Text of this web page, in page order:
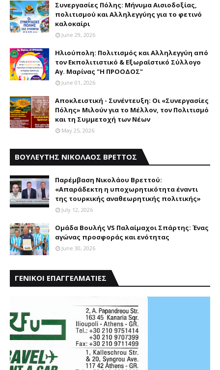
Συνεργασίες Πόλης: Mήνυμα Aισιοδοξίας,
πολιτισμού και Aλληλεγγύης για το φετινό
καλοκαίρι
June 29, 2026
Ηλιούπολη: Πολιτισμός και Aλληλεγγύη από
τον Εκπολιτιστικό & Εξωραϊστικό Σύλλογο
Αγ. Μαρίνας "Η ΠΡΟΟΔΟΣ"
June 01, 2026
Αποκλειστική - Συνέντευξη: Οι «Συνεργασίες
Πόλης» Μιλούν για το Μέλλον, τον Πολιτισμό
και τη Συμμετοχή των Νέων
May 25, 2026
ΒΟΥΛΕΥΤΗΣ ΝΙΚΟΛΑΟΣ ΒΡΕΤΤΟΣ
Παρέμβαση Nικολάου Bρεττού:
«Aπαράδεκτη η υποχωρητικότητα έναντι
της τουρκικής αναθεωρητικής πολιτικής»
July 12, 2026
Ομάδα Βουλής VS Παλαίμαχοι Σπάρτης: Ένας
αγώνας προσφοράς και ενότητας
June 30, 2026
ΓΕΝΙΚΟΙ ΕΠΑΓΓΕΛΜΑΤΙΕΣ